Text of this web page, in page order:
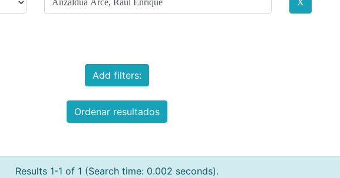
Add filters:
Ordenar resultados
Results 1-1 of 1 (Search time: 0.002 seconds).